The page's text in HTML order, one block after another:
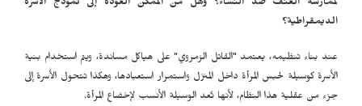
لممارسة العنف ضد النساء؟ وهل من الممكن العودة إلى نموذج الأسرة
الديمقراطية؟
عند بناء تنظيمه، يعتمد "القاتل الزمروي" على هياكل مساندة، ويتم استخدام بنية
الأسرة كوسيلة لحبس المرأة داخل المنزل واستمرار استعبادها، وهكذا تتحول الأسرة إلى
جزء من عقلية هذا النظام، لأنها تُعد الوسيلة الأنسب لإخضاع المرأة.